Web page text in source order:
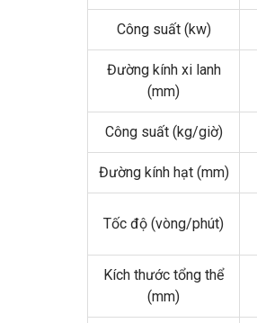
Công suất (kw)
Đường kính xi lanh
(mm)
Công suất (kg/giờ)
Đường kính hạt (mm)
Tốc độ (vòng/phút)
Kích thước tổng thể
(mm)